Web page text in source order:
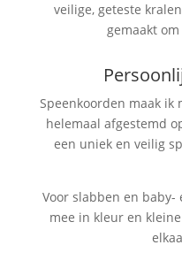
veilige, geteste
gemaakt
Speenkoorden maak ik
helemaal afgestemd
een uniek en veilig
Voor slabben en
mee in kleur en